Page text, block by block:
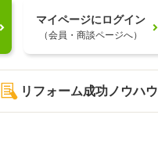
マイページにログイン
（会員・商談ページへ）
リフォーム成功ノウハウ